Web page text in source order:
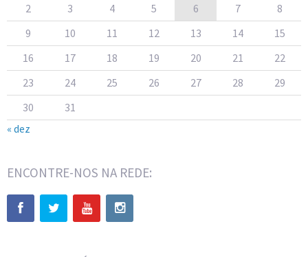
2
3 4 5 6 7
8
9
10 11 12 13 14
15
16
17 18 19 20 21
22
23
24 25 26 27 28
29
30
31
« dez
ENCONTRE-NOS NA REDE: